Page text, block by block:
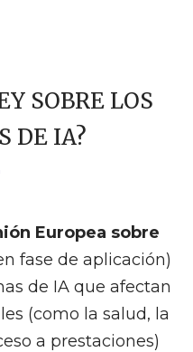
SOBRE LOS
DE IA?
Europea sobre
fase de aplicación)
de IA que afectan
(como la salud, la
a prestaciones)